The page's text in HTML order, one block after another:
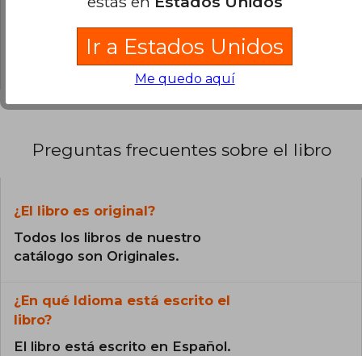
12% (3)
0% (0)
0% (0)
Preguntas frecuentes sobre el libro
¿El libro es original?
Todos los libros de nuestro
catálogo son Originales.
¿En qué Idioma está escrito el
libro?
El libro está escrito en Español.
Ir a Estados Unidos
Me quedo aquí